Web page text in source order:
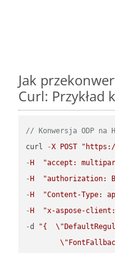
Jak
Curl:
// Konwersja ODP na
curl
-X POST
- H
"accept:
- H
"authorization:
- H
"Content-Type:
- H
"x-aspose-
-d "{ \"
\"